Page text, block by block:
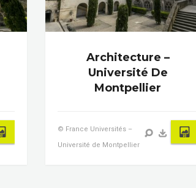
Architecture –
Université De
Montpellier
© France Universités –
Université de Montpellier